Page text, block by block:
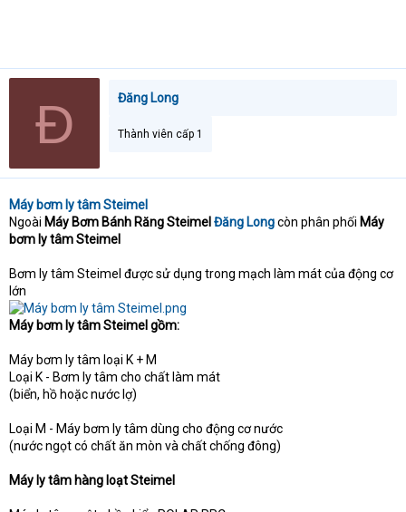
Đ Đăng Long
Thành viên cấp 1
Máy bơm ly tâm Steimel
Ngoài Máy Bơm Bánh Răng Steimel Đăng Longcòn phân phối Máy
bơm ly tâm Steimel
Bơm ly tâm Steimel được sử dụng trong mạch làm mát của động cơ
lớn
Máy bơm ly tâm Steimel gồm:
Máy bơm ly tâm loại K + M
Loại K - Bơm ly tâm cho chất làm mát
(biển, hồ hoặc nước lợ)
Loại M - Máy bơm ly tâm dùng cho động cơ nước
(nước ngọt có chất ăn mòn và chất chống đông)
Máy ly tâm hàng loạt Steimel